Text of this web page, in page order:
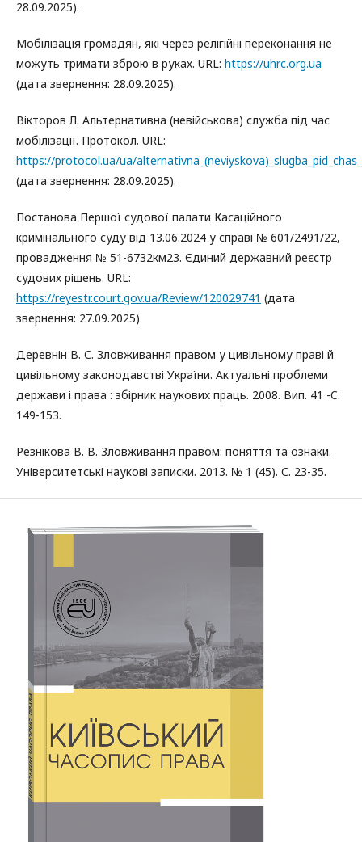
28.09.2025).
Мобілізація громадян, які через релігійні переконання не
можуть тримати зброю в руках. URL: https://uhrc.org.ua
(дата звернення: 28.09.2025).
Вікторов Л. Альтернативна (невійськова) служба під час
мобілізації. Протокол. URL:
https://protocol.ua/ua/
(дата звернення: 28.09.2025).
Постанова Першої судової палати Касаційного
кримінального суду від 13.06.2024 у справі № 601/2491/22,
провадження № 51-6732км23. Єдиний державний реєстр
судових рішень. URL:
https://reyestr.court.gov.ua/Review/120029741 (дата
звернення: 27.09.2025).
Деревнін В. С. Зловживання правом у цивільному праві й
цивільному законодавстві України. Актуальні проблеми
держави і права : збірник наукових праць. 2008. Вип. 41 -C.
149-153.
Резнікова В. В. Зловживання правом: поняття та ознаки.
Університетські наукові записки. 2013. № 1 (45). С. 23-35.